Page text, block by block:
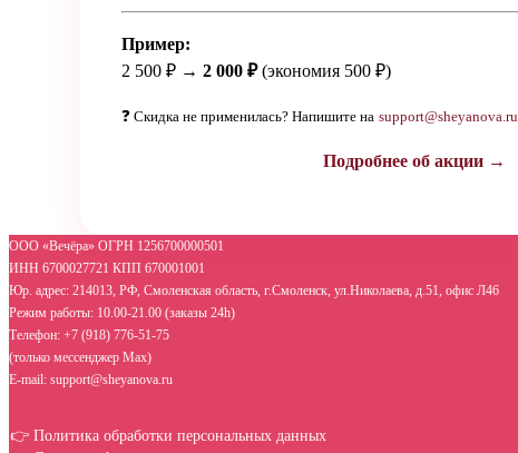
Пример:
2 500 ₽ → 2 000 ₽(экономия 500 ₽)
❓ Скидка не применилась? Напишите на support@sheyanova.ru
Подробнее об акции →
ООО «Вечёра» ОГРН 1256700000501
ИНН 6700027721 КПП 670001001
Юр. адрес: 214013, РФ, Смоленская область, г.Смоленск, ул.Николаева, д.51, офис Л46
Режим работы: 10.00-21.00 (заказы 24h)
Телефон: +7 (918) 776-51-75
(только мессенджер Max)
E-mail: support@sheyanova.ru
👉 Политика обработки персональных данных